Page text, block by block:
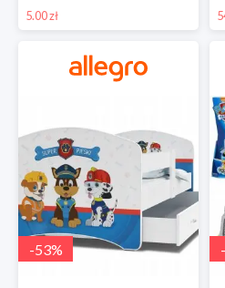
5.00 zł
-53% -